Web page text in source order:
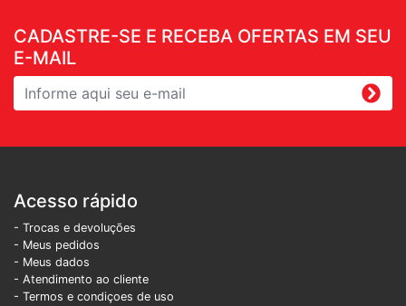
CADASTRE-SE E RECEBA OFERTAS EM SEU
E-MAIL
Acesso rápido
- Trocas e devoluções
- Meus pedidos
- Meus dados
- Atendimento ao cliente
- Termos e condiçoes de uso